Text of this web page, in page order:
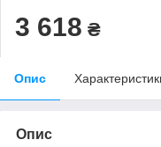
3 618 ₴
Опис
Опис